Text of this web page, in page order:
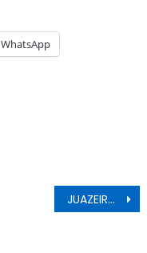
WhatsApp
JUAZEIRO: PREFEITURA DESTRUIU A OBRA DE ARTE DA MURIÇOCA